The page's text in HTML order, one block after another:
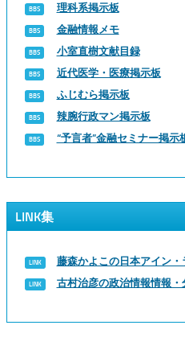
理科系掲示板
金融情報メモ
小室直樹文献目録
近代医学・医療掲示板
ふじむら掲示板
辣腕行政マン掲示板
“予言者”金融セミナー掲示
LINK集
藤森かよこの日本アイン・
古村治彦の政治情報情報・